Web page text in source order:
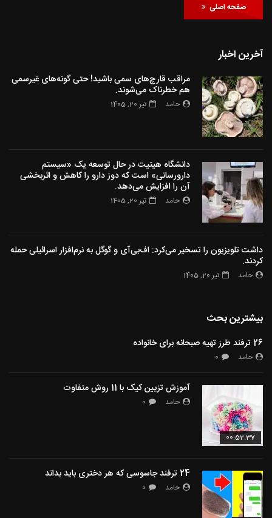
صفحه اصلی
آخرین اخبار
مراقب قارچ‌های سمی باشید! حتی گونه‌های غیرسمی
هم خطرناک می‌شوند.
حامد تیر 20, 1405
دانشگاه هیتیت در حال توسعه یک «سیستم
دارورسانی» است که دوز دارو را کاهش و اثربخشی
آن را افزایش می‌دهد.
حامد تیر 20, 1405
داشت تلویزیون را تسخیر می‌کرد: اف‌بی‌آی و گوگل به نرم‌افزار اسرائیلی حمله
کردند.
حامد تیر 20, 1405
بیشترین بحث
26 ترفند طرز تهیه صبحانه برای خانواده
حامد 0
00:52:37
آموزش تزیین کیک با 11 روش متفاوت
حامد 0
24 ترفند جاسوسی که هر دختری باید بداند
حامد 0